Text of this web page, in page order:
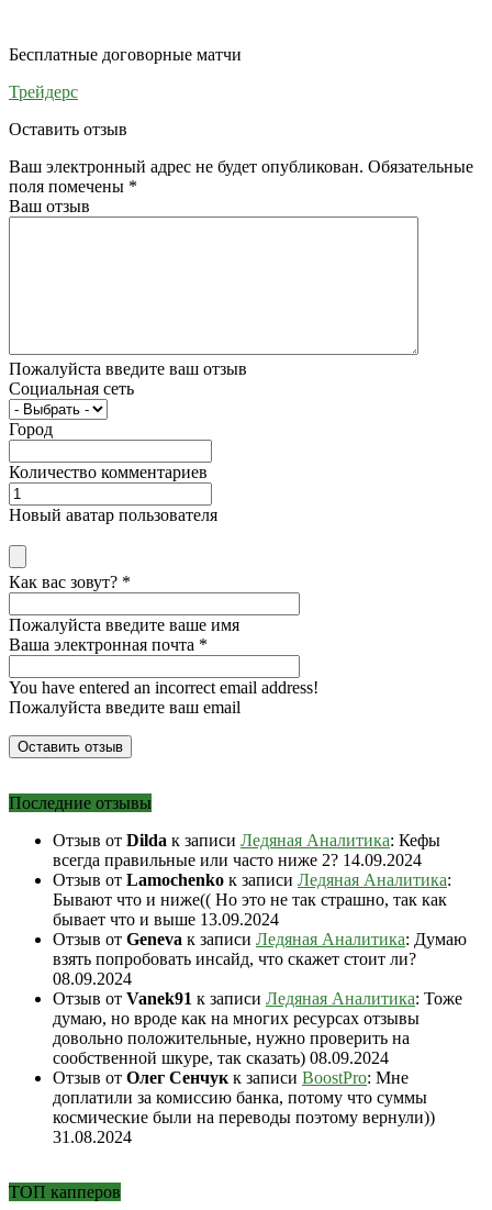
Бесплатные договорные матчи
Трейдерс
Оставить отзыв
Ваш электронный адрес не будет опубликован. Обязательные
поля помечены *
Ваш отзыв
Пожалуйста введите ваш отзыв
Социальная сеть
Город
Количество комментариев
Новый аватар пользователя
Как вас зовут? *
Пожалуйста введите ваше имя
Ваша электронная почта *
You have entered an incorrect email address!
Пожалуйста введите ваш email
ТОП капперов
Последние отзывы
Отзыв от Dilda к записи Ледяная Аналитика: Кефы
всегда правильные или часто ниже 2? 14.09.2024
Отзыв от Lamochenko к записи Ледяная Аналитика:
Бывают что и ниже(( Но это не так страшно, так как
бывает что и выше 13.09.2024
Отзыв от Geneva к записи Ледяная Аналитика: Думаю
взять попробовать инсайд, что скажет стоит ли?
08.09.2024
Отзыв от Vanek91 к записи Ледяная Аналитика: Тоже
думаю, но вроде как на многих ресурсах отзывы
довольно положительные, нужно проверить на
сообственной шкуре, так сказать) 08.09.2024
Отзыв от Олег Сенчук к записи BoostPro: Мне
доплатили за комиссию банка, потому что суммы
космические были на переводы поэтому вернули))
31.08.2024